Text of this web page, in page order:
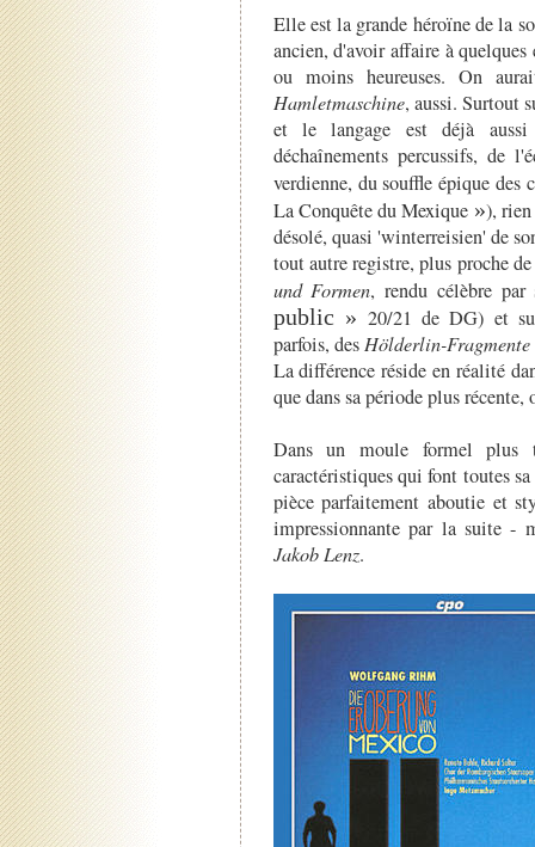
Elle est la grande héroïne de la
ancien, d'avoir affaire à
ou moins heureuses. On
Hamletmaschine, aussi. Surtout
et le langage est déjà
déchaînements percussifs, de
verdienne, du souffle épique des
La Conquête du Mexique »),
désolé, quasi 'winterreisien' de
tout autre registre, plus proche
und Formen, rendu célèbre
public » 20/21 de DG) et
parfois, des Hölderlin-Fragmente
La différence réside en réalité
que dans sa période plus
Dans un moule formel plus
caractéristiques qui font toutes
pièce parfaitement aboutie et
impressionnante par la suite -
Jakob Lenz.